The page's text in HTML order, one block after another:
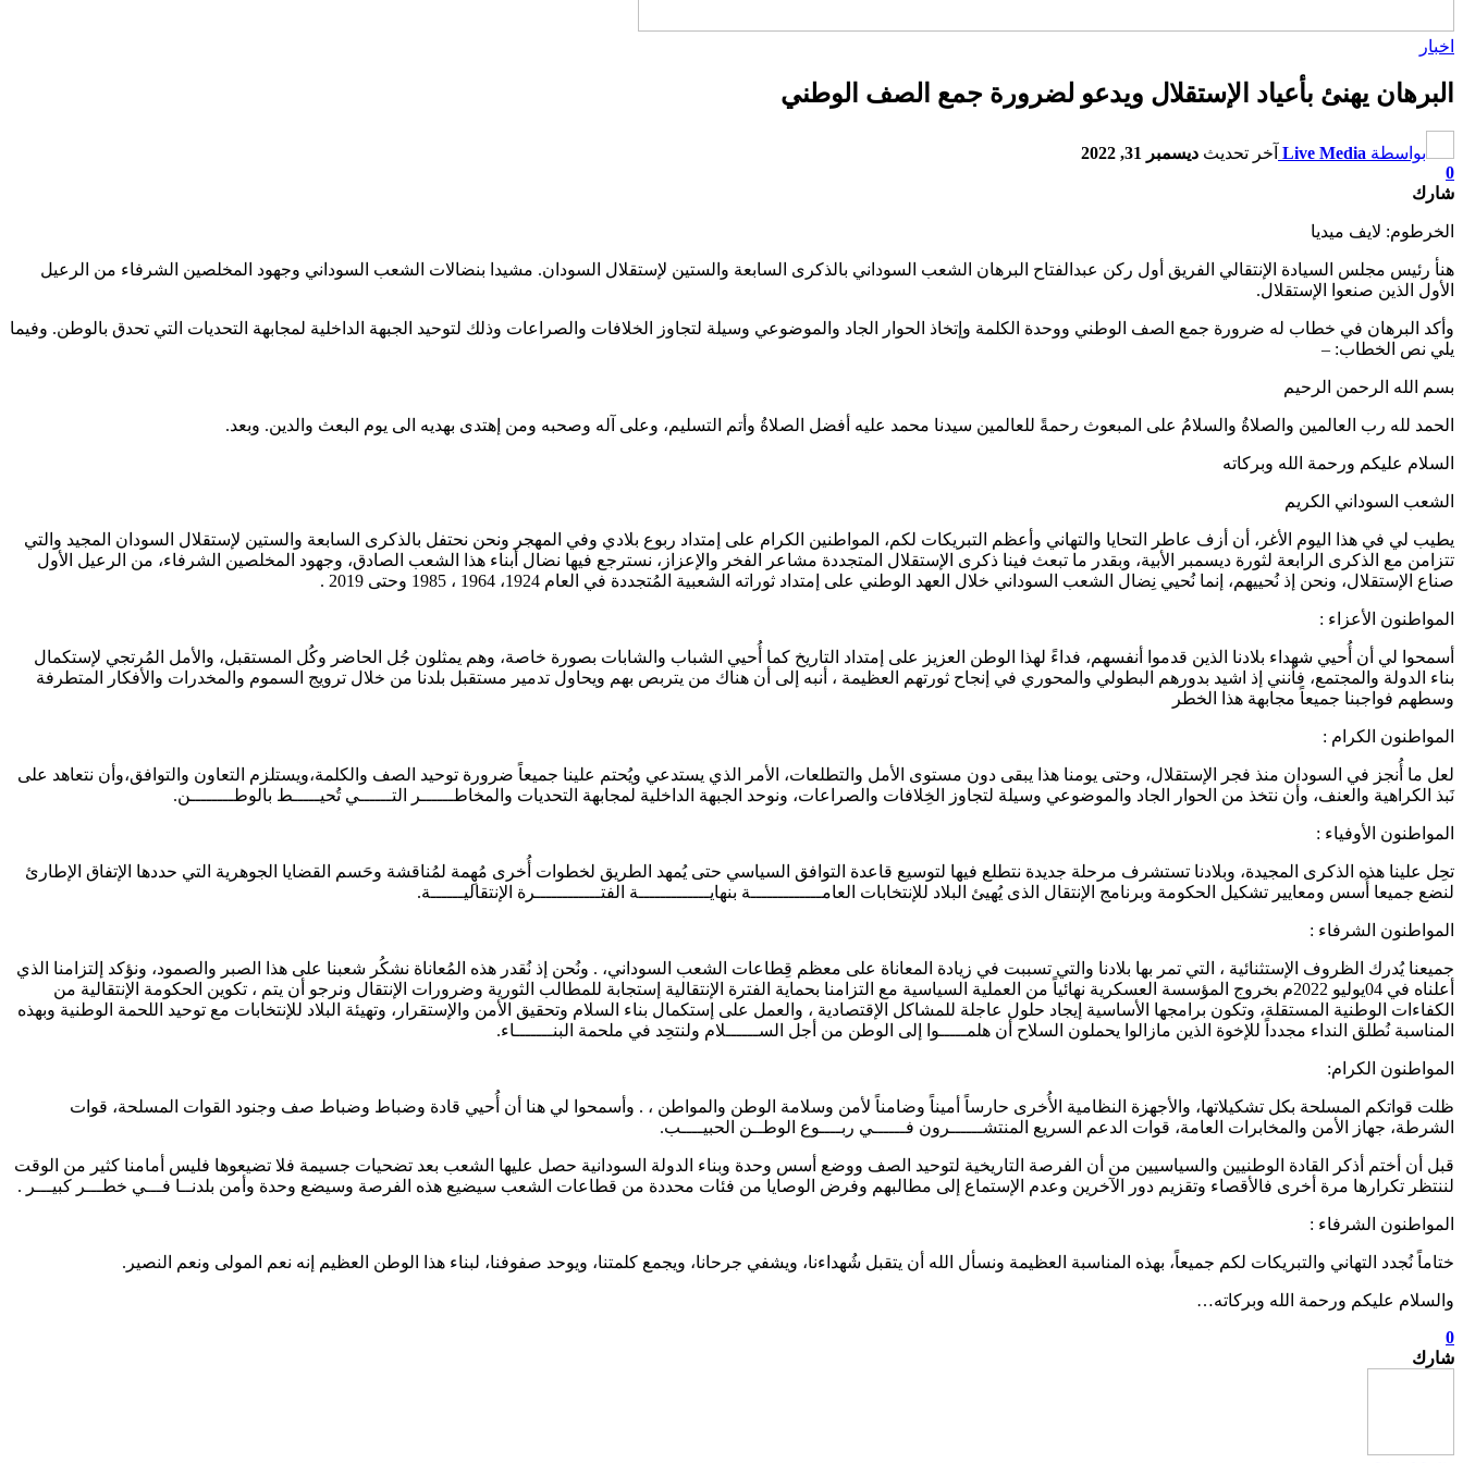
اخبار
البرهان يهنئ بأعياد الإستقلال ويدعو لضرورة جمع الصف الوطني
بواسطة Live Media آخر تحديث ديسمبر 31, 2022
0
شارك
الخرطوم: لايف ميديا
هنأ رئيس مجلس السيادة الإنتقالي الفريق أول ركن عبدالفتاح البرهان الشعب السوداني بالذكرى السابعة والستين لإستقلال السودان. مشيدا بنضالات الشعب السوداني وجهود المخلصين الشرفاء من الرعيل
الأول الذين صنعوا الإستقلال.
وأكد البرهان في خطاب له ضرورة جمع الصف الوطني ووحدة الكلمة وإتخاذ الحوار الجاد والموضوعي وسيلة لتجاوز الخلافات والصراعات وذلك لتوحيد الجبهة الداخلية لمجابهة التحديات التي تحدق بالوطن. وفيما
يلي نص الخطاب: –
بسم الله الرحمن الرحيم
الحمد لله رب العالمين والصلاةُ والسلامُ على المبعوث رحمةً للعالمين سيدنا محمد عليه أفضل الصلاةُ وأتم التسليم، وعلى آله وصحبه ومن إهتدى بهديه الى يوم البعث والدين. وبعد.
السلام عليكم ورحمة الله وبركاته
الشعب السوداني الكريم
يطيب لي في هذا اليوم الأغر، أن أزف عاطر التحايا والتهاني وأعظم التبريكات لكم، المواطنين الكرام على إمتداد ربوع بلادي وفي المهجر ونحن نحتفل بالذكرى السابعة والستين لإستقلال السودان المجيد والتي
تتزامن مع الذكرى الرابعة لثورة ديسمبر الأبية، وبقدر ما تبعث فينا ذكرى الإستقلال المتجددة مشاعر الفخر والإعزاز، نسترجع فيها نضال أبناء هذا الشعب الصادق، وجهود المخلصين الشرفاء، من الرعيل الأول
صناع الإستقلال، ونحن إذ نُحييهم، إنما نُحيي نِضال الشعب السوداني خلال العهد الوطني على إمتداد ثوراته الشعبية المُتجددة في العام 1924، 1964 ، 1985 وحتى 2019 .
المواطنون الأعزاء :
أسمحوا لي أن أُحيي شهداء بلادنا الذين قدموا أنفسهم، فداءً لهذا الوطن العزيز على إمتداد التاريخ كما أُحيي الشباب والشابات بصورة خاصة، وهم يمثلون جُل الحاضر وكُل المستقبل، والأمل المُرتجي لإستكمال
بناء الدولة والمجتمع، فأنني إذ اشيد بدورهم البطولي والمحوري في إنجاح ثورتهم العظيمة ، أنبه إلى أن هناك من يتربص بهم ويحاول تدمير مستقبل بلدنا من خلال ترويج السموم والمخدرات والأفكار المتطرفة
وسطهم فواجبنا جميعاً مجابهة هذا الخطر
المواطنون الكرام :
لعل ما أُنجز في السودان منذ فجر الإستقلال، وحتى يومنا هذا يبقى دون مستوى الأمل والتطلعات، الأمر الذي يستدعي ويُحتم علينا جميعاً ضرورة توحيد الصف والكلمة،ويستلزم التعاون والتوافق،وأن نتعاهد على
نَبذ الكراهية والعنف، وأن نتخذ من الحوار الجاد والموضوعي وسيلة لتجاوز الخِلافات والصراعات، ونوحد الجبهة الداخلية لمجابهة التحديات والمخاطــــــر التــــــي تُحيـــــط بالوطــــــــن.
المواطنون الأوفياء :
تحِل علينا هذه الذكرى المجيدة، وبلادنا تستشرف مرحلة جديدة نتطلع فيها لتوسيع قاعدة التوافق السياسي حتى يُمهد الطريق لخطوات أُخرى مُهِمة لمُناقشة وحَسم القضايا الجوهرية التي حددها الإتفاق الإطارئ
لنضع جميعا أُسس ومعايير تشكيل الحكومة وبرنامج الإنتقال الذى يُهيئ البلاد للإنتخابات العامـــــــــــــة بنهايـــــــــــــة الفتــــــــــــرة الإنتقاليــــــة.
المواطنون الشرفاء :
جميعنا يُدرك الظروف الإستثنائية ، التي تمر بها بلادنا والتي تسببت في زيادة المعاناة على معظم قِطاعات الشعب السوداني، . ونُحن إذ نُقدر هذه المُعاناة نشكُر شعبنا على هذا الصبر والصمود، ونؤكد إلتزامنا الذي
أعلناه في 04يوليو 2022م بخروج المؤسسة العسكرية نهائياً من العملية السياسية مع التزامنا بحماية الفترة الإنتقالية إستجابة للمطالب الثورية وضرورات الإنتقال ونرجو أن يتم ، تكوين الحكومة الإنتقالية من
الكفاءات الوطنية المستقلة، وتكون برامجها الأساسية إيجاد حلول عاجلة للمشاكل الإقتصادية ، والعمل على إستكمال بناء السلام وتحقيق الأمن والإستقرار، وتهيئة البلاد للإنتخابات مع توحيد اللحمة الوطنية وبهذه
المناسبة نُطلق النداء مجدداً للإخوة الذين مازالوا يحملون السلاح أن هلمـــــوا إلى الوطن من أجل الســــــلام ولنتحِد في ملحمة البنـــــــاء.
المواطنون الكرام:
ظلت قواتكم المسلحة بكل تشكيلاتها، والأجهزة النظامية الأُخرى حارساً أميناً وضامناً لأمن وسلامة الوطن والمواطن ، . وأسمحوا لي هنا أن أُحيي قادة وضباط وضباط صف وجنود القوات المسلحة، قوات
الشرطة، جهاز الأمن والمخابرات العامة، قوات الدعم السريع المنتشــــــرون فــــــي ربــــوع الوطــن الحبيــــب.
قبل أن أختم أذكر القادة الوطنيين والسياسيين من أن الفرصة التاريخية لتوحيد الصف ووضع أسس وحدة وبناء الدولة السودانية حصل عليها الشعب بعد تضحيات جسيمة فلا تضيعوها فليس أمامنا كثير من الوقت
لننتظر تكرارها مرة أخرى فالأقصاء وتقزيم دور الآخرين وعدم الإستماع إلى مطالبهم وفرض الوصايا من فئات محددة من قطاعات الشعب سيضيع هذه الفرصة وسيضع وحدة وأمن بلدنــا فـــي خطـــر كبيـــر .
المواطنون الشرفاء :
ختاماً نُجدد التهاني والتبريكات لكم جميعاً، بهذه المناسبة العظيمة ونسأل الله أن يتقبل شُهداءنا، ويشفي جرحانا، ويجمع كلمتنا، ويوحد صفوفنا، لبناء هذا الوطن العظيم إنه نعم المولى ونعم النصير.
والسلام عليكم ورحمة الله وبركاته…
0
شارك